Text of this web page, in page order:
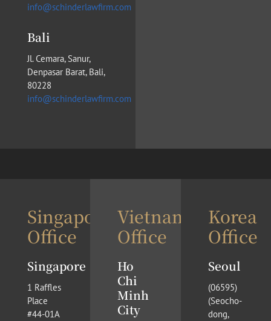
info@schinderlawfirm.com
Bali
Jl. Cemara, Sanur,
Denpasar Barat, Bali,
80228
info@schinderlawfirm.com
Singapore
Office
Singapore
1 Raffles
Place
#44-01A
Vietnam
Office
Ho
Chi
Minh
City
Korea
Office
Seoul
(​06595)
(Seocho-
dong,